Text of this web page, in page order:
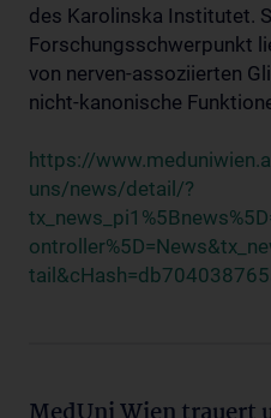
des Karolinska Institutet.
Forschungsschwerpunkt
von nerven-assoziierten
nicht-kanonische
https://
uns/news/detail/?